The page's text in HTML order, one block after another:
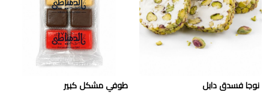
نوجا فسدق دابل طوفي مشكل كبير